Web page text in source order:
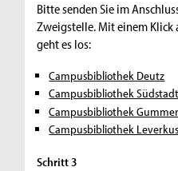
Bitte senden Sie im
Zweigstelle. Mit einem
geht es los:
Campusbibliothek Deutz
Campusbibliothek Südstadt
Campusbibliothek
Campusbibliothek
Schritt 3